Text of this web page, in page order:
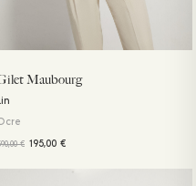
Maubourg
€ 195,00 €